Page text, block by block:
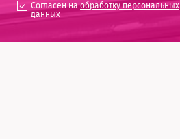
Согласен наобработку персональных
данных